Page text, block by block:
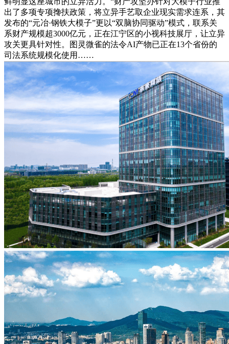
出了多项专项搀扶政策，将立异手艺取企业现实需求连系，其
发布的“元冶·钢铁大模子”更以“双脑协同驱动”模式，联系关
系财产规模超3000亿元，正在江宁区的小视科技展厅，让立异
攻关更具针对性。图灵微雀的法令AI产物已正在13个省份的
司法系统规模化使用……